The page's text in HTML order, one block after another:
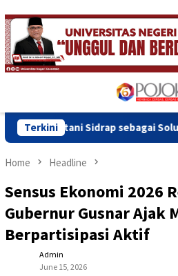
Skip
to
content
Menu
Terkini
sebagai Solusi Energi Irigasi
Home Headline
Sensus Ekonomi 2026
Gubernur Gusnar Ajak
Berpartisipasi Aktif
Admin
June 15, 2026